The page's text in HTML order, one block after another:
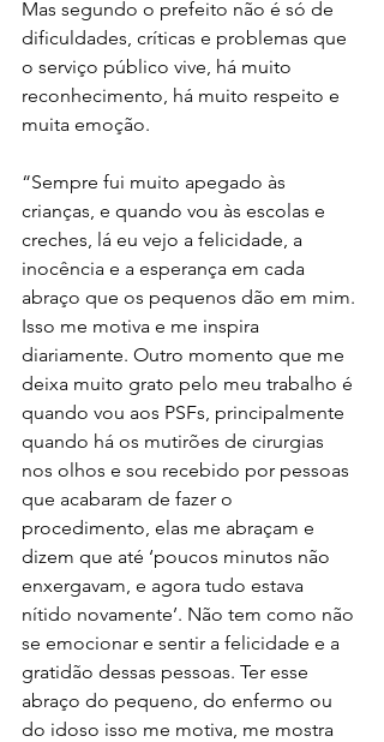
Mas segundo o prefeito não é só de
dificuldades, críticas e problemas que
o serviço público vive, há muito
reconhecimento, há muito respeito e
muita emoção.
“Sempre fui muito apegado às
crianças, e quando vou às escolas e
creches, lá eu vejo a felicidade, a
inocência e a esperança em cada
abraço que os pequenos dão em mim.
Isso me motiva e me inspira
diariamente. Outro momento que me
deixa muito grato pelo meu trabalho é
quando vou aos PSFs, principalmente
quando há os mutirões de cirurgias
nos olhos e sou recebido por pessoas
que acabaram de fazer o
procedimento, elas me abraçam e
dizem que até ‘poucos minutos não
enxergavam, e agora tudo estava
nítido novamente’. Não tem como não
se emocionar e sentir a felicidade e a
gratidão dessas pessoas. Ter esse
abraço do pequeno, do enfermo ou
do idoso isso me motiva, me mostra